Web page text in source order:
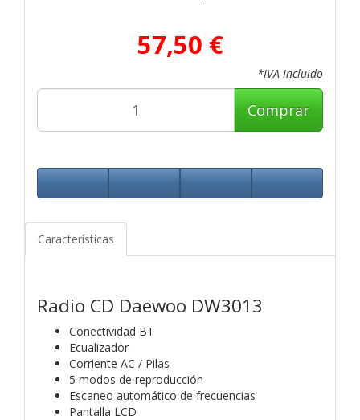
57,50 €
*IVA Incluido
Comprar
Características
Radio CD Daewoo DW3013
Conectividad BT
Ecualizador
Corriente AC / Pilas
5 modos de reproducción
Escaneo automático de frecuencias
Pantalla LCD